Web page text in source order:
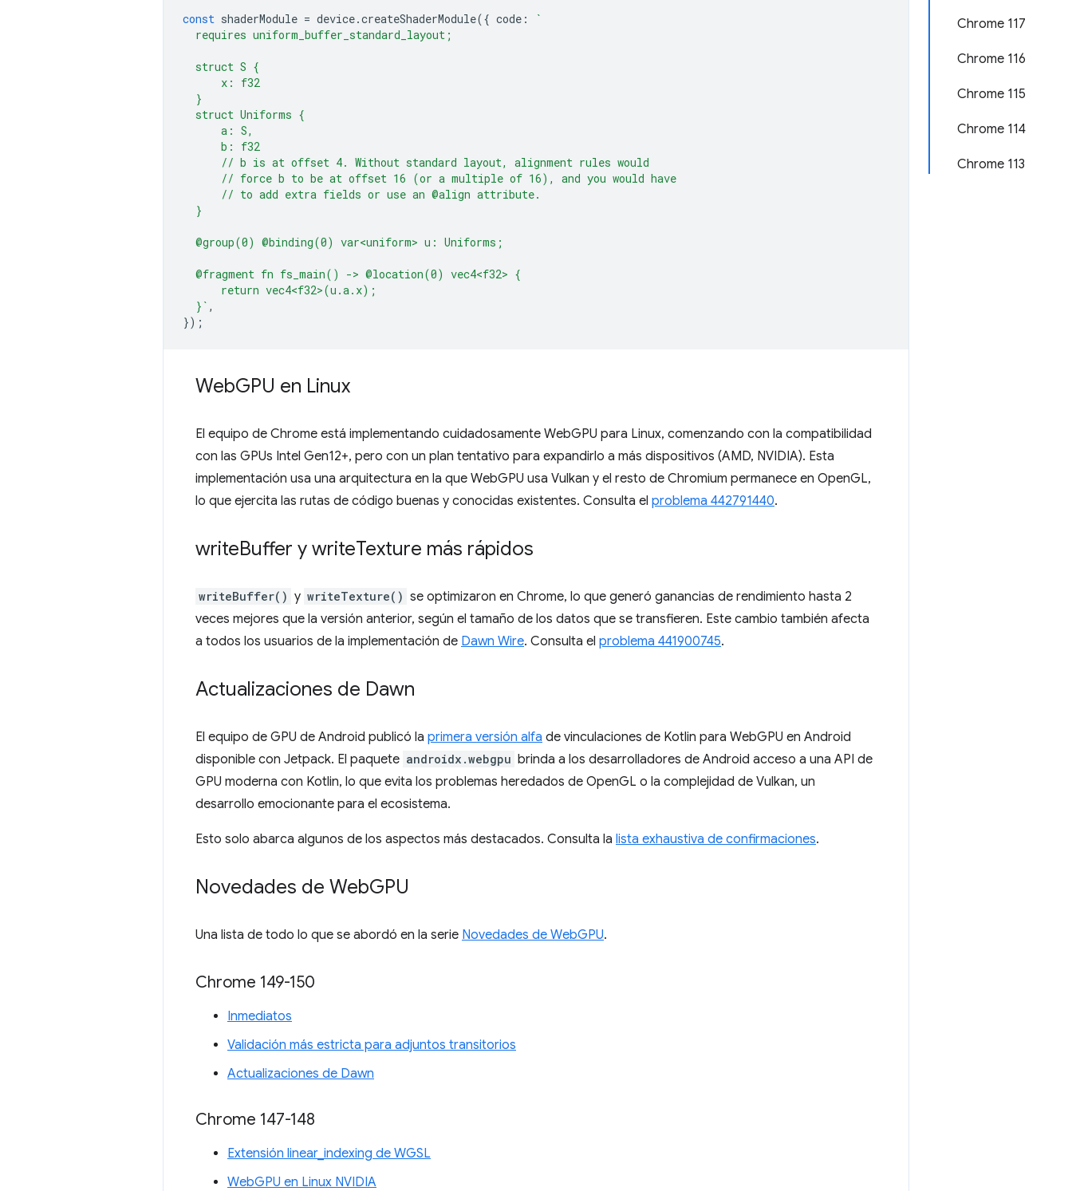
Chrome 117
Chrome 116
Chrome 115
Chrome 114
Chrome 113
const shaderModule = device.createShaderModule({ code :
`
  requires uniform_buffer_standard_layout;
  struct S {
      x: f32
  }
  struct Uniforms {
      a: S,
      b: f32
      // b is at offset 4. Without standard layout, alignment rules would
      // force b to be at offset 16 (or a multiple of 16), and you would have
      // to add extra fields or use an @align attribute.
  }
  @group(0) @binding(0) var<uniform> u: Uniforms;
  @fragment fn fs_main() -> @location(0) vec4<f32> {
      return vec4<f32>(u.a.x);
  }`
,
});
WebGPU en Linux
El equipo de Chrome está implementando cuidadosamente WebGPU para Linux, comenzando con la compatibilidad
con las GPUs Intel Gen12+, pero con un plan tentativo para expandirlo a más dispositivos (AMD, NVIDIA). Esta
implementación usa una arquitectura en la que WebGPU usa Vulkan y el resto de Chromium permanece en OpenGL,
lo que ejercita las rutas de código buenas y conocidas existentes. Consulta el problema 442791440.
writeBuffer y writeTexture más rápidos
writeBuffer() y writeTexture() se optimizaron en Chrome, lo que generó ganancias de rendimiento hasta 2
veces mejores que la versión anterior, según el tamaño de los datos que se transfieren. Este cambio también afecta
a todos los usuarios de la implementación de Dawn Wire. Consulta el problema 441900745.
Actualizaciones de Dawn
El equipo de GPU de Android publicó la primera versión alfa de vinculaciones de Kotlin para WebGPU en Android
disponible con Jetpack. El paquete androidx.webgpu brinda a los desarrolladores de Android acceso a una API de
GPU moderna con Kotlin, lo que evita los problemas heredados de OpenGL o la complejidad de Vulkan, un
desarrollo emocionante para el ecosistema.
Esto solo abarca algunos de los aspectos más destacados. Consulta la lista exhaustiva de confirmaciones.
Novedades de WebGPU
Una lista de todo lo que se abordó en la serie Novedades de WebGPU.
Chrome 149-150
Inmediatos
Validación más estricta para adjuntos transitorios
Actualizaciones de Dawn
Chrome 147-148
Extensión linear_indexing de WGSL
WebGPU en Linux NVIDIA